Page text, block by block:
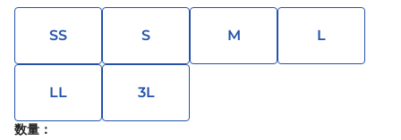
SS S M L
LL 3L
数量：